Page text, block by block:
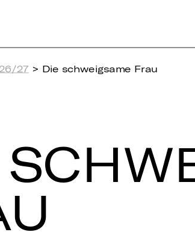
27 > Die schweigsame Frau